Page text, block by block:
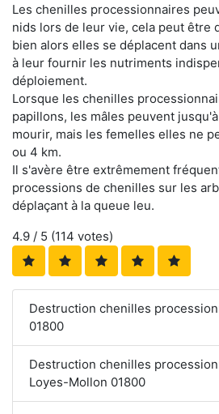
Les chenilles processionnaires
nids lors de leur vie, cela peut être
bien alors elles se déplacent dans
à leur fournir les nutriments
déploiement.
Lorsque les chenilles
papillons, les mâles peuvent
mourir, mais les femelles elles ne
ou 4 km.
Il s'avère être extrêmement
processions de chenilles sur les
déplaçant à la queue leu.
4.9 / 5 (114 votes)
Destruction chenilles
01800
Destruction chenilles
Loyes-Mollon 01800